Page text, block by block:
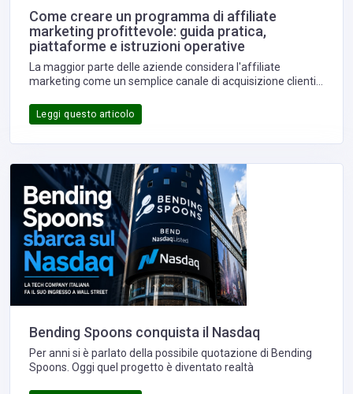
Come creare un programma di affiliate
marketing profittevole: guida pratica,
piattaforme e istruzioni operative
La maggior parte delle aziende considera l'affiliate
marketing come un semplice canale di acquisizione clienti.
vero e proprio modello di crescita, capace di trasformare
blogger, creator, influencer, comparatori di prezzo, editori e
concreti. È come avere una forza vendita che non costa
nulla finché non produce fatturato.
Leggi questo articolo
Bending Spoons conquista il Nasdaq
Per anni si è parlato della possibile quotazione di Bending
Spoons. Oggi quel progetto è diventato realtà